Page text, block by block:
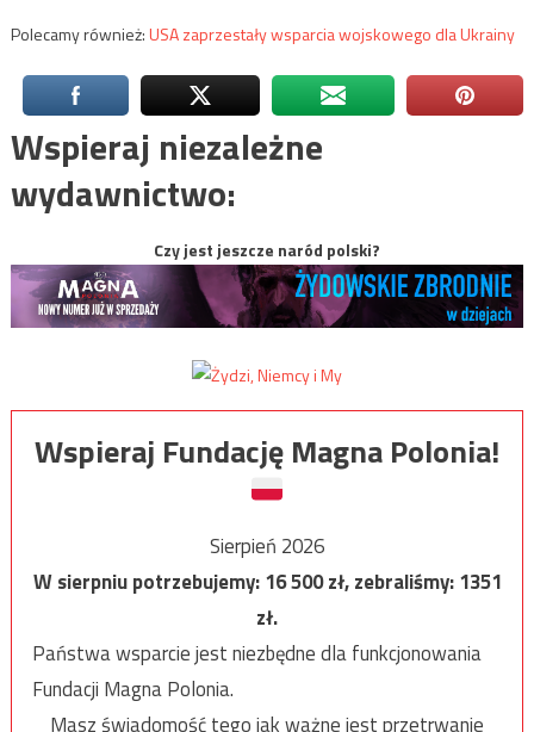
Polecamy również:USA zaprzestały wsparcia wojskowego dla Ukrainy
Wspieraj niezależne
wydawnictwo:
Czy jest jeszcze naród polski?
Wspieraj Fundację Magna Polonia!
Sierpień 2026
W sierpniu potrzebujemy:16 500zł, zebraliśmy:1351
zł.
Państwa wsparcie jest niezbędne dla funkcjonowania
Fundacji Magna Polonia.
Masz świadomość tego jak ważne jest przetrwanie